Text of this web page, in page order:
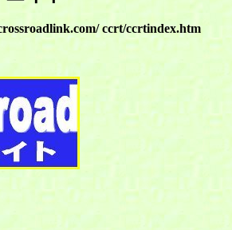
ccrt/ccrtindex.htm